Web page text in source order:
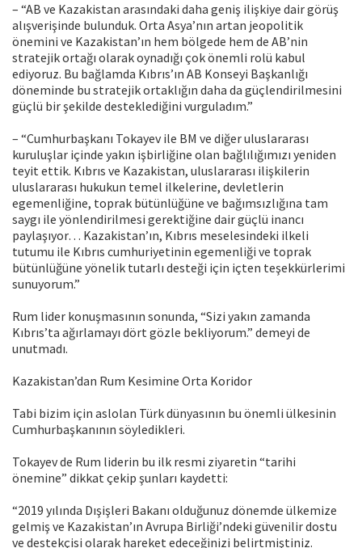
– “AB ve Kazakistan arasındaki daha geniş ilişkiye dair görüş
alışverişinde bulunduk. Orta Asya’nın artan jeopolitik
önemini ve Kazakistan’ın hem bölgede hem de AB’nin
stratejik ortağı olarak oynadığı çok önemli rolü kabul
ediyoruz. Bu bağlamda Kıbrıs’ın AB Konseyi Başkanlığı
döneminde bu stratejik ortaklığın daha da güçlendirilmesini
güçlü bir şekilde desteklediğini vurguladım.”
– “Cumhurbaşkanı Tokayev ile BM ve diğer uluslararası
kuruluşlar içinde yakın işbirliğine olan bağlılığımızı yeniden
teyit ettik. Kıbrıs ve Kazakistan, uluslararası ilişkilerin
uluslararası hukukun temel ilkelerine, devletlerin
egemenliğine, toprak bütünlüğüne ve bağımsızlığına tam
saygı ile yönlendirilmesi gerektiğine dair güçlü inancı
paylaşıyor… Kazakistan’ın, Kıbrıs meselesindeki ilkeli
tutumu ile Kıbrıs cumhuriyetinin egemenliği ve toprak
bütünlüğüne yönelik tutarlı desteği için içten teşekkürlerimi
sunuyorum.”
Rum lider konuşmasının sonunda, “Sizi yakın zamanda
Kıbrıs’ta ağırlamayı dört gözle bekliyorum.” demeyi de
unutmadı.
Kazakistan’dan Rum Kesimine Orta Koridor
Tabi bizim için aslolan Türk dünyasının bu önemli ülkesinin
Cumhurbaşkanının söyledikleri.
Tokayev de Rum liderin bu ilk resmi ziyaretin “tarihi
önemine” dikkat çekip şunları kaydetti:
“2019 yılında Dışişleri Bakanı olduğunuz dönemde ülkemize
gelmiş ve Kazakistan’ın Avrupa Birliği’ndeki güvenilir dostu
ve destekçisi olarak hareket edeceğinizi belirtmiştiniz.